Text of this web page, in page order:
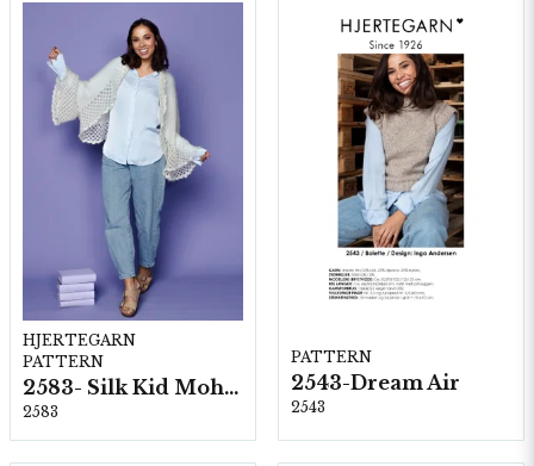
HJERTEGARN
PATTERN
2583- Silk Kid Mohair
2583
PATTERN
2543-Dream Air
2543